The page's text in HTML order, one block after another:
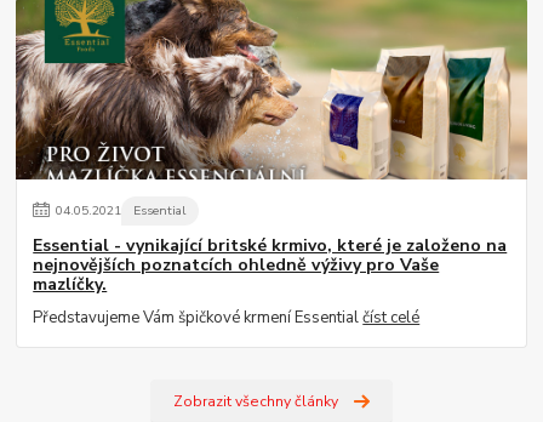
04.05.2021 Essential
Essential - vynikající britské krmivo, které je založeno na
nejnovějších poznatcích ohledně výživy pro Vaše
mazlíčky.
Představujeme Vám špičkové krmení Essentialčíst celé
Zobrazit všechny články